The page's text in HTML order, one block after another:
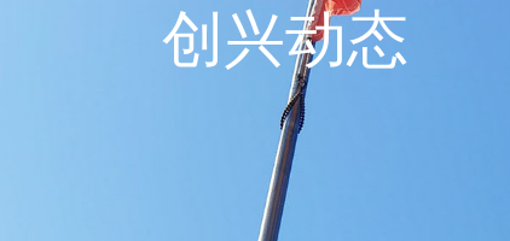
创兴动态